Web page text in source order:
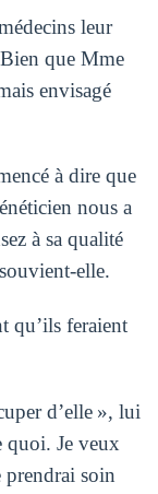
leur
que Mme
envisagé
à dire que
nous a
à sa qualité
elle.
qu’ils feraient
d’elle », lui
quoi. Je veux
prendrai soin